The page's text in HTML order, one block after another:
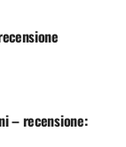
– recensione: